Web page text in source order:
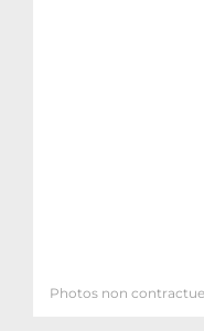
Photos non